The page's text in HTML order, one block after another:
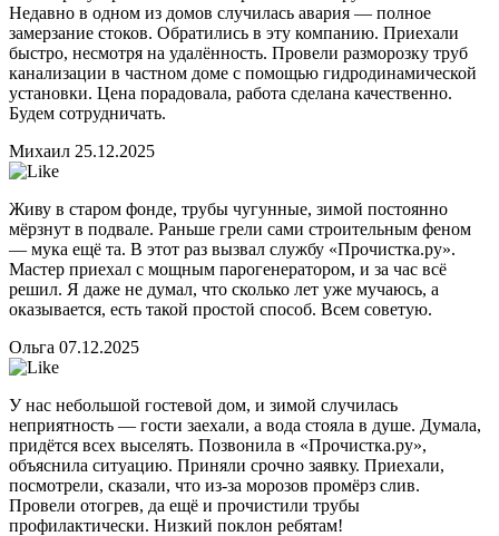
Недавно в одном из домов случилась авария — полное
замерзание стоков. Обратились в эту компанию. Приехали
быстро, несмотря на удалённость. Провели разморозку труб
канализации в частном доме с помощью гидродинамической
установки. Цена порадовала, работа сделана качественно.
Будем сотрудничать.
Михаил 25.12.2025
Живу в старом фонде, трубы чугунные, зимой постоянно
мёрзнут в подвале. Раньше грели сами строительным феном
— мука ещё та. В этот раз вызвал службу «Прочистка.ру».
Мастер приехал с мощным парогенератором, и за час всё
решил. Я даже не думал, что сколько лет уже мучаюсь, а
оказывается, есть такой простой способ. Всем советую.
Ольга 07.12.2025
У нас небольшой гостевой дом, и зимой случилась
неприятность — гости заехали, а вода стояла в душе. Думала,
придётся всех выселять. Позвонила в «Прочистка.ру»,
объяснила ситуацию. Приняли срочно заявку. Приехали,
посмотрели, сказали, что из-за морозов промёрз слив.
Провели отогрев, да ещё и прочистили трубы
профилактически. Низкий поклон ребятам!